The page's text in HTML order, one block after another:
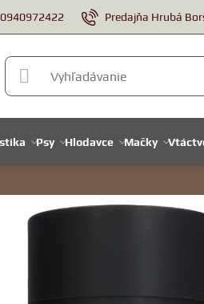
Predajňa Hrubá
Psy Hlodavce Mačky